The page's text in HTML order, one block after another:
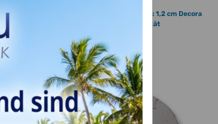
x 1,2 cm
- Wooden
Cake Board rund lila 25 cm x 1,2 cm Decora
premium Qualität